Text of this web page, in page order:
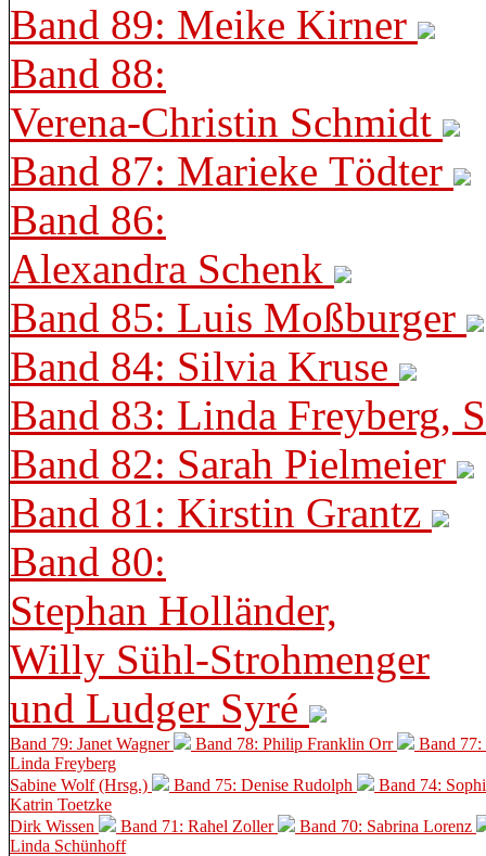
Band 89: Meike Kirner
Band 88:
Verena-Christin Schmidt
Band 87: Marieke Tödter
Band 86:
Alexandra Schenk
Band 85: Luis Moßburger
Band 84: Silvia Kruse
Band 83: Linda Freyberg,
Band 82: Sarah Pielmeier
Band 81: Kirstin Grantz
Band 80:
Stephan Holländer,
Willy Sühl-Strohmenger
und Ludger Syré
Band 79: Janet Wagner Band 78: Philip Franklin Orr
Band
Linda Freyberg
Sabine Wolf (Hrsg.)
Band 75: Denise Rudolph
Band 74:
Katrin Toetzke
Dirk Wissen
Band 71: Rahel Zoller
Band 70: Sabrina Lorenz
Linda Schünhoff